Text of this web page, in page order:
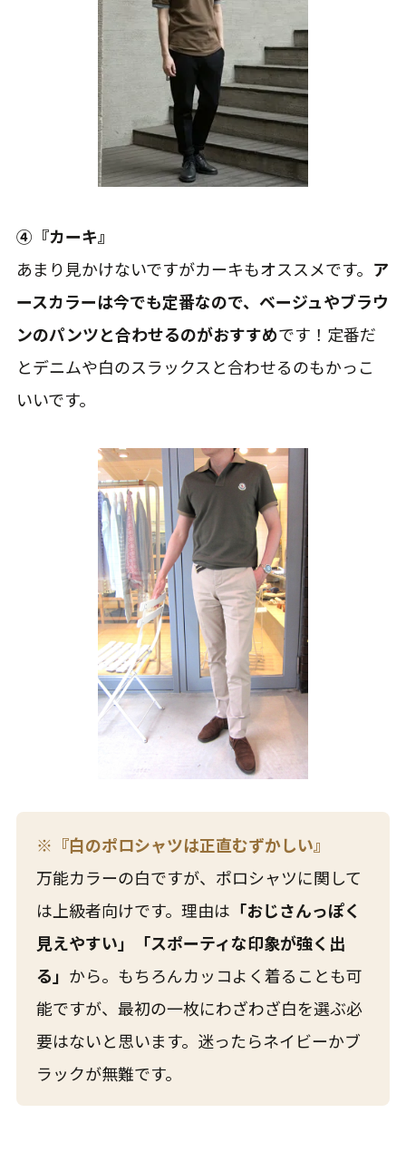
④『カーキ』
あまり見かけないですがカーキもオススメです。 ア
ースカラーは今でも定番なので、ベージュやブラウ
ンのパンツと合わせるのがおすすめです！定番だ
とデニムや白のスラックスと合わせるのもかっこ
いいです。
※『白のポロシャツは正直むずかしい』
万能カラーの白ですが、ポロシャツに関して
は上級者向けです。理由は 「おじさんっぽく
見えやすい」「スポーティな印象が強く出
る」 から。もちろんカッコよく着ることも可
能ですが、最初の一枚にわざわざ白を選ぶ必
要はないと思います。迷ったらネイビーかブ
ラックが無難です。